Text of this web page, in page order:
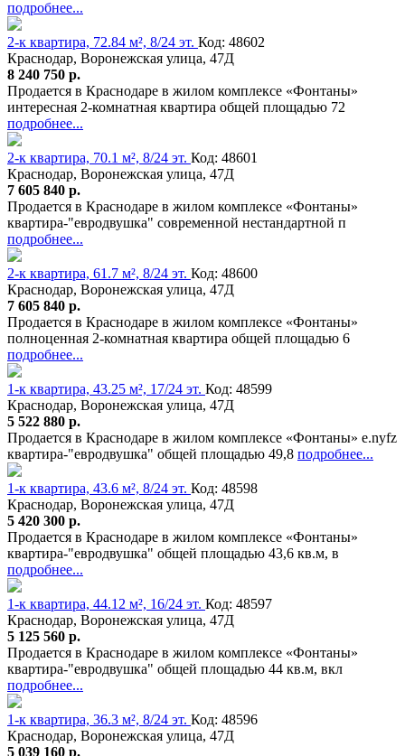
подробнее...
2-к квартира, 72.84 м², 8/24 эт. Код: 48602
Краснодар, Воронежская улица, 47Д
8 240 750 р.
Продается в Краснодаре в жилом комплексе «Фонтаны»
интересная 2-комнатная квартира общей площадью 72
подробнее...
2-к квартира, 70.1 м², 8/24 эт. Код: 48601
Краснодар, Воронежская улица, 47Д
7 605 840 р.
Продается в Краснодаре в жилом комплексе «Фонтаны»
квартира-"евродвушка" современной нестандартной п
подробнее...
2-к квартира, 61.7 м², 8/24 эт. Код: 48600
Краснодар, Воронежская улица, 47Д
7 605 840 р.
Продается в Краснодаре в жилом комплексе «Фонтаны»
полноценная 2-комнатная квартира общей площадью 6
подробнее...
1-к квартира, 43.25 м², 17/24 эт. Код: 48599
Краснодар, Воронежская улица, 47Д
5 522 880 р.
Продается в Краснодаре в жилом комплексе «Фонтаны» e.nyfz
квартира-"евродвушка" общей площадью 49,8 подробнее...
1-к квартира, 43.6 м², 8/24 эт. Код: 48598
Краснодар, Воронежская улица, 47Д
5 420 300 р.
Продается в Краснодаре в жилом комплексе «Фонтаны»
квартира-"евродвушка" общей площадью 43,6 кв.м, в
подробнее...
1-к квартира, 44.12 м², 16/24 эт. Код: 48597
Краснодар, Воронежская улица, 47Д
5 125 560 р.
Продается в Краснодаре в жилом комплексе «Фонтаны»
квартира-"евродвушка" общей площадью 44 кв.м, вкл
подробнее...
1-к квартира, 36.3 м², 8/24 эт. Код: 48596
Краснодар, Воронежская улица, 47Д
5 039 160 р.